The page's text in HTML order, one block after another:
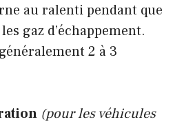
au ralenti pendant que
gaz d’échappement.
2 à 3
(pour les véhicules